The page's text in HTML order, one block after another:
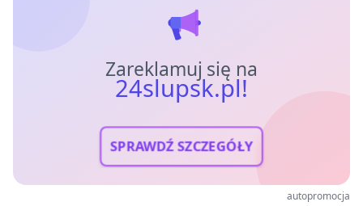
Zareklamuj się na
24slupsk.pl!
SPRAWDŹ SZCZEGÓŁY
autopromocja